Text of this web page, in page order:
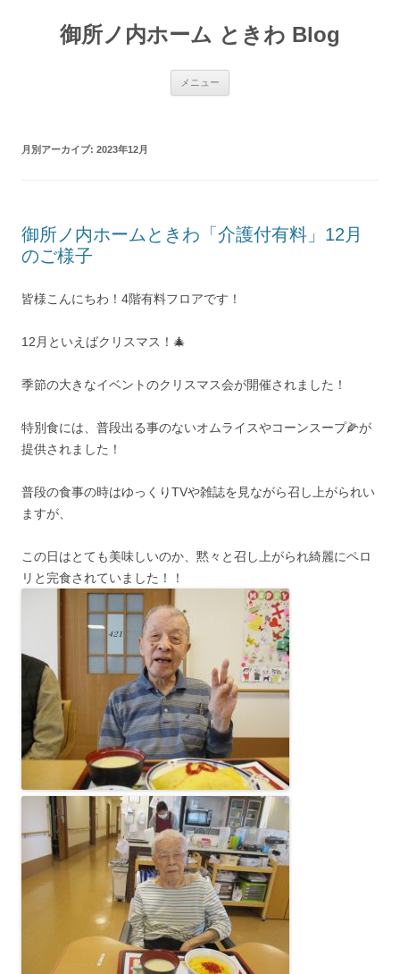
御所ノ内ホーム ときわ Blog
メニュー
月別アーカイブ: 2023年12月
御所ノ内ホームときわ「介護付有料」12月
のご様子
皆様こんにちわ！4階有料フロアです！
12月といえばクリスマス！🎄
季節の大きなイベントのクリスマス会が開催されました！
特別食には、普段出る事のないオムライスやコーンスープ🌽が
提供されました！
普段の食事の時はゆっくりTVや雑誌を見ながら召し上がられい
ますが、
この日はとても美味しいのか、黙々と召し上がられ綺麗にペロ
リと完食されていました！！